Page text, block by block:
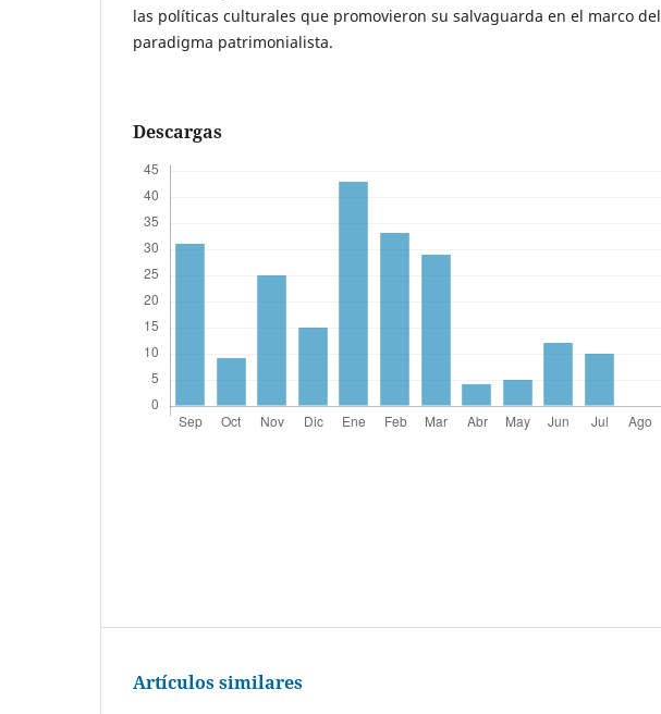
las políticas culturales que promovieron su salvaguarda en el marco del
paradigma patrimonialista.
Descargas
Artículos similares